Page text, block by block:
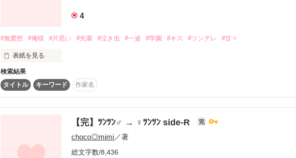
作品を読む
辛いけど、頑張ろう」
2人の闘病生活と恋の物語です。
初ランクイン
4
#無愛想 #俺様 #片思い #先輩 #泣き虫 #一途 #学園 #キス #ツンデレ #甘々
表紙を見る
~甘々注意報が発表されました~
・。*゜・。・o゜・。*゜・。・o*゜・
私にはずっと好きな人がいます。
その人はサッカーのエースでモテて、
冷たい所もあるけどそれ以上に優しさをもっている彼。
検索結果
タイトル
キーワード 作家名
【完】ﾂﾝﾂﾝ♂ → ♀ﾂﾝﾂﾝ side-R 完
choco◎mimi／著
総文字数/8,436